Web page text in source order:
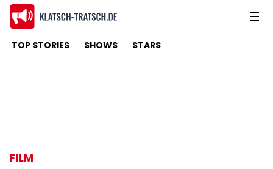
TOP STORIES SHOWS STARS
FILM